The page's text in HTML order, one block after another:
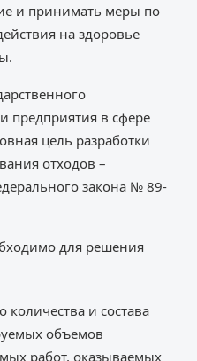
и принимать меры по
на здоровье
предприятия в сфере
цель разработки
отходов –
закона № 89-
для решения
и состава
объемов
работ, оказываемых